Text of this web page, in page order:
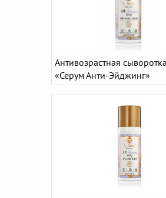
Антивозрастная
«Серум Анти-Эйджинг»